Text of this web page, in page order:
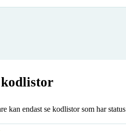
kan endast se kodlistor som har status